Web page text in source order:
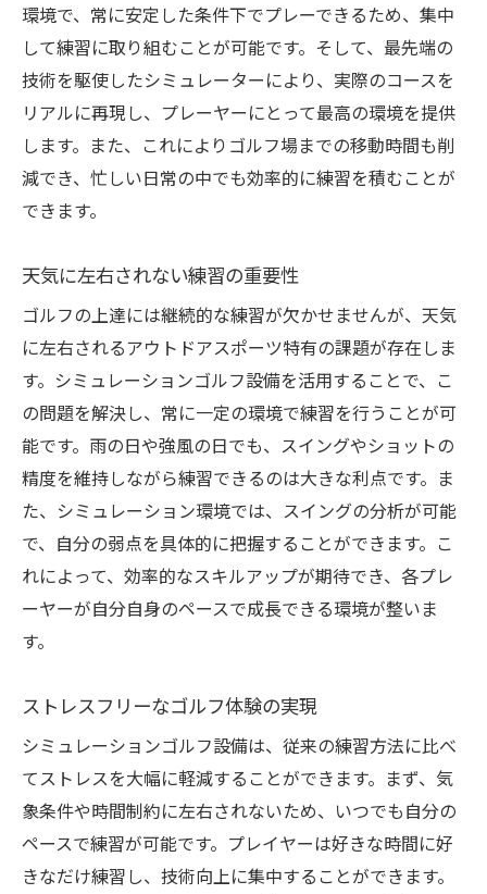
環境で、常に安定した条件下でプレーできるため、集中
して練習に取り組むことが可能です。そして、最先端の
技術を駆使したシミュレーターにより、実際のコースを
リアルに再現し、プレーヤーにとって最高の環境を提供
します。また、これによりゴルフ場までの移動時間も削
減でき、忙しい日常の中でも効率的に練習を積むことが
できます。
天気に左右されない練習の重要性
ゴルフの上達には継続的な練習が欠かせませんが、天気
に左右されるアウトドアスポーツ特有の課題が存在しま
す。シミュレーションゴルフ設備を活用することで、こ
の問題を解決し、常に一定の環境で練習を行うことが可
能です。雨の日や強風の日でも、スイングやショットの
精度を維持しながら練習できるのは大きな利点です。ま
た、シミュレーション環境では、スイングの分析が可能
で、自分の弱点を具体的に把握することができます。こ
れによって、効率的なスキルアップが期待でき、各プレ
ーヤーが自分自身のペースで成長できる環境が整いま
す。
ストレスフリーなゴルフ体験の実現
シミュレーションゴルフ設備は、従来の練習方法に比べ
てストレスを大幅に軽減することができます。まず、気
象条件や時間制約に左右されないため、いつでも自分の
ペースで練習が可能です。プレイヤーは好きな時間に好
きなだけ練習し、技術向上に集中することができます。